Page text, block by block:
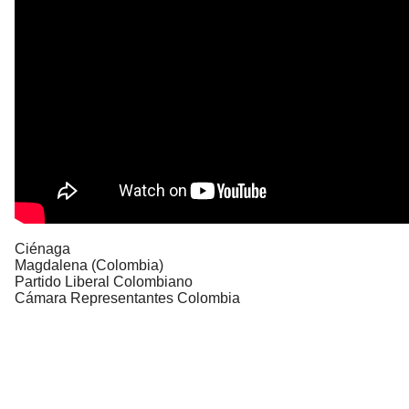
Ciénaga
Magdalena (Colombia)
Partido Liberal Colombiano
Cámara Representantes Colombia